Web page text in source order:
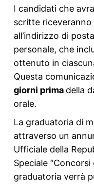
I candidati che
scritte riceveranno
all’indirizzo di
personale, che
ottenuto in
Questa
giorni prima della
orale.
La graduatoria di
attraverso un
Ufficiale della
Speciale “Concorsi
graduatoria verrà